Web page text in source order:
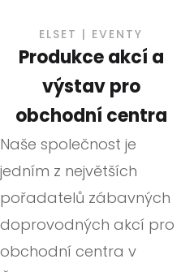
ELSET | EVENTY
Produkce akcí a
výstav pro
obchodní centra
Naše společnost je
jedním z největších
pořadatelů zábavných
doprovodných akcí pro
obchodní centra v